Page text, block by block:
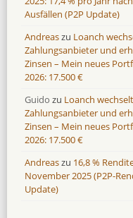
Ausfällen (P2P Update)
Andreaszu Loanch
Zahlungsanbieter und
Zinsen – Mein neues
2026: 17.500 €
Guido zu Loanch
Zahlungsanbieter und
Zinsen – Mein neues
2026: 17.500 €
Andreaszu 16,8 %
November 2025 (P2P-
Update)